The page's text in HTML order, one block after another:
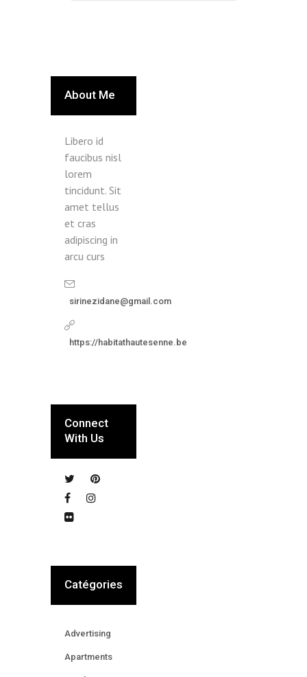
About Me
Libero id
faucibus nisl
lorem
tincidunt. Sit
amet tellus
et cras
adipiscing in
arcu curs
sirinezidane@gmail.com
https://habitathautesenne.be
Connect
With Us
Catégories
Advertising
Apartments